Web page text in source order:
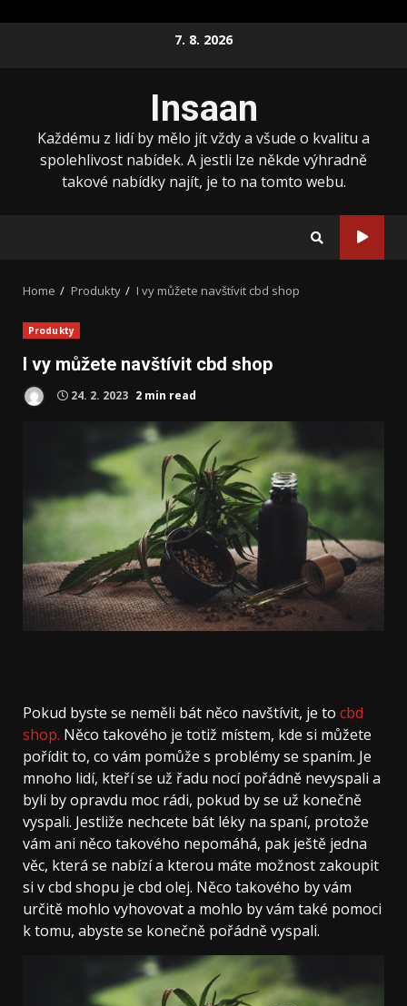
7. 8. 2026
Insaan
Každému z lidí by mělo jít vždy a všude o kvalitu a
spolehlivost nabídek. A jestli lze někde výhradně
takové nabídky najít, je to na tomto webu.
Home Produkty I vy můžete navštívit cbd shop
Produkty
I vy můžete navštívit cbd shop
24. 2. 2023 2 min read
Pokud byste se neměli bát něco navštívit, je to cbd
shop. Něco takového je totiž místem, kde si můžete
pořídit to, co vám pomůže s problémy se spaním. Je
mnoho lidí, kteří se už řadu nocí pořádně nevyspali a
byli by opravdu moc rádi, pokud by se už konečně
vyspali. Jestliže nechcete bát léky na spaní, protože
vám ani něco takového nepomáhá, pak ještě jedna
věc, která se nabízí a kterou máte možnost zakoupit
si v cbd shopu je cbd olej. Něco takového by vám
určitě mohlo vyhovovat a mohlo by vám také pomoci
k tomu, abyste se konečně pořádně vyspali.